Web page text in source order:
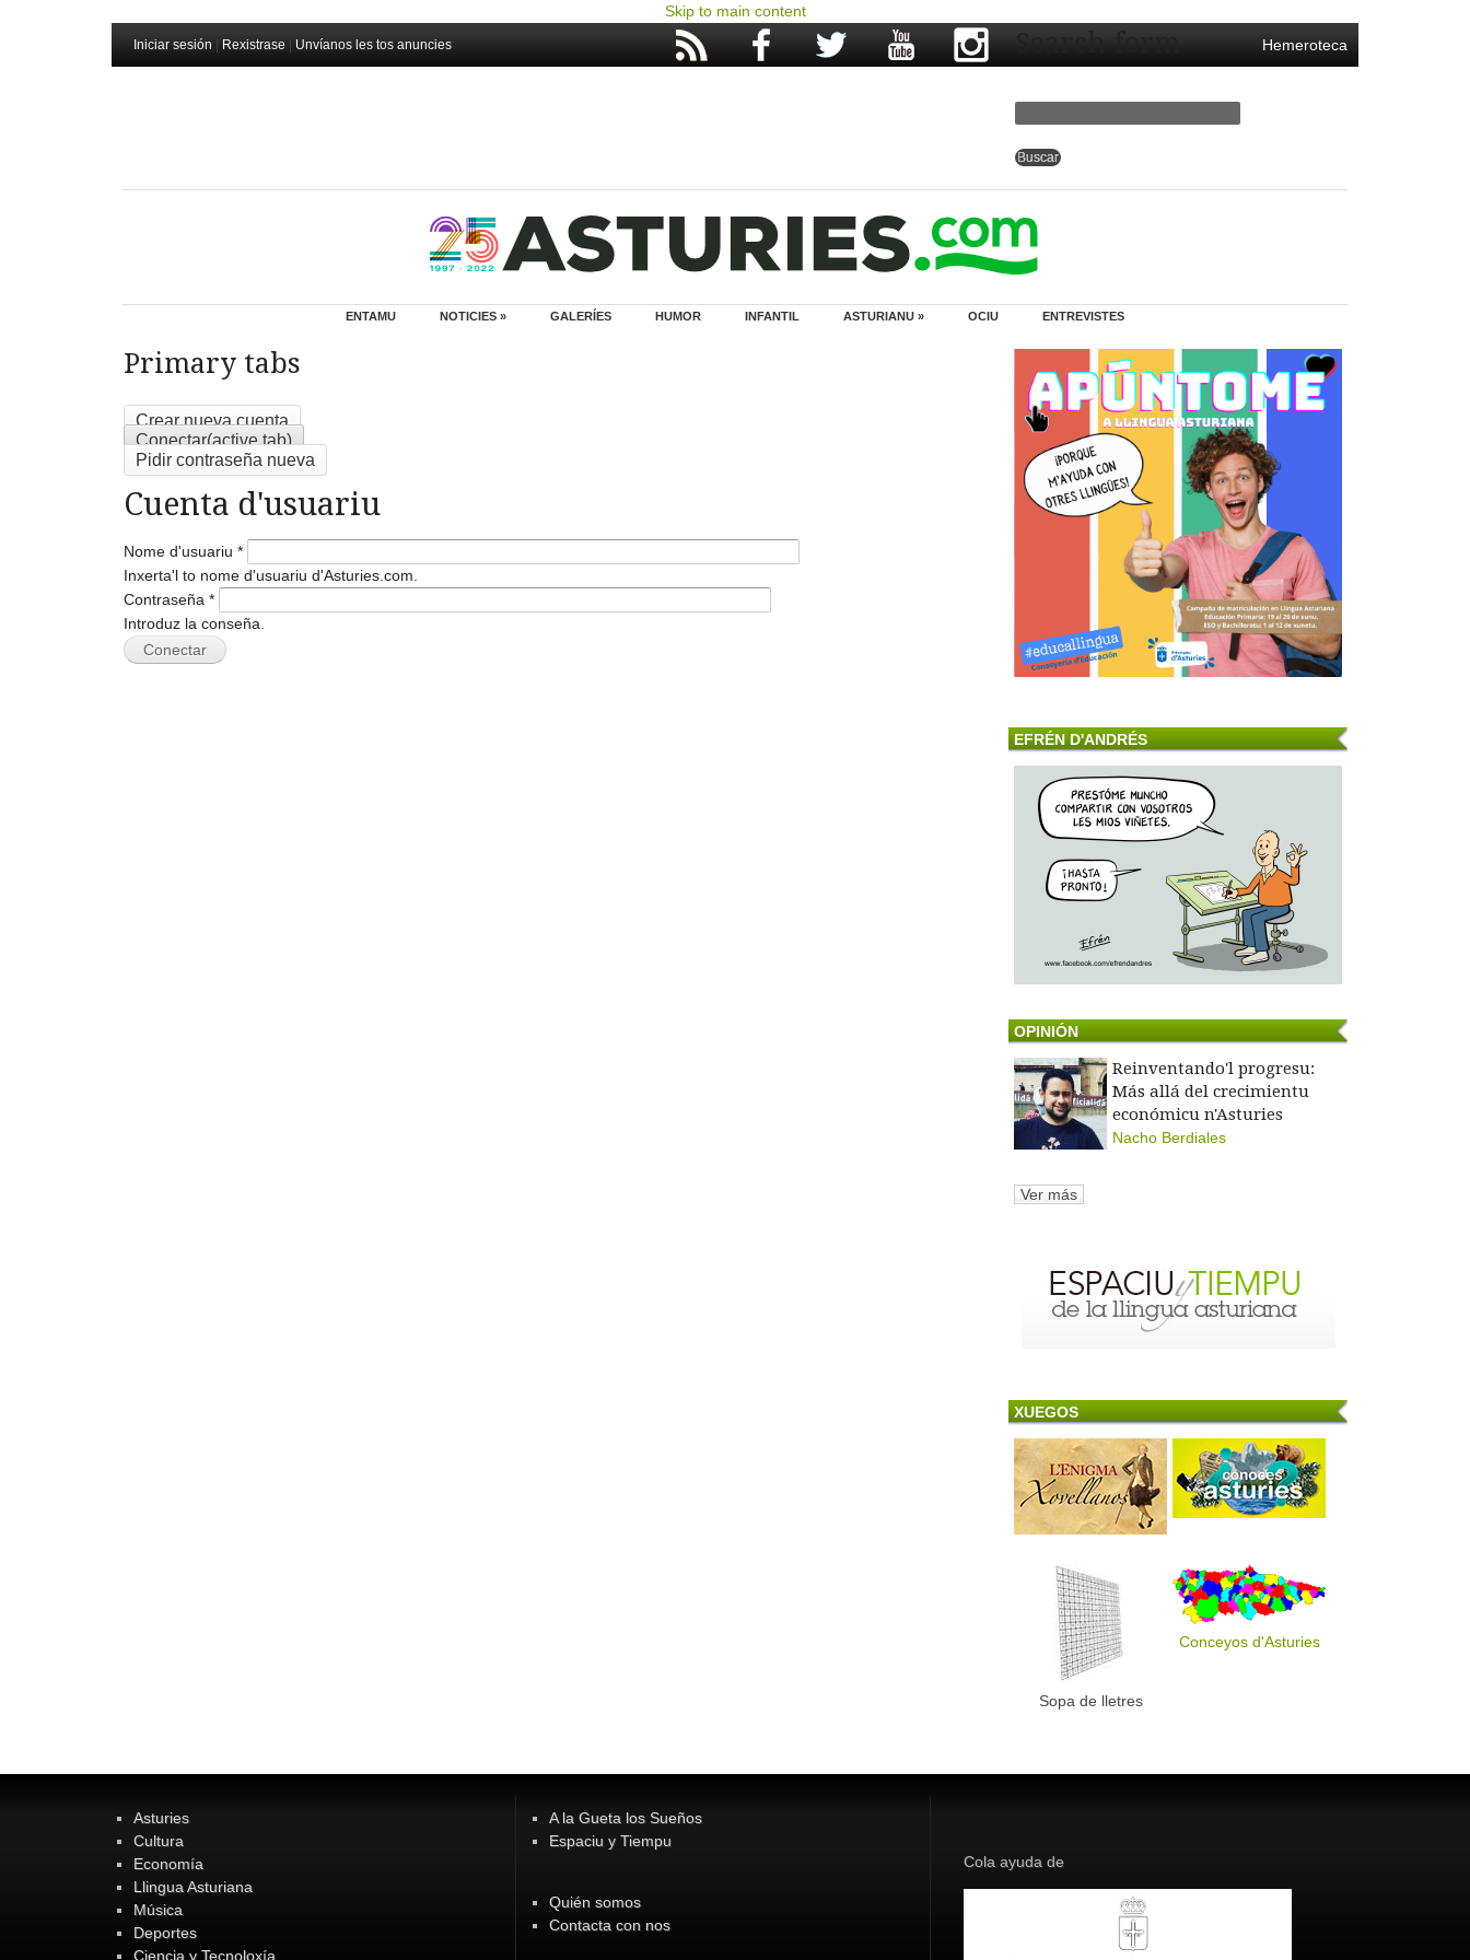
Skip to main content
Iniciar sesión Rexistrase Unvíanos les tos anuncies Hemeroteca
Search form
ENTAMU NOTICIES » GALERÍES HUMOR INFANTIL ASTURIANU » OCIU ENTREVISTES
Primary tabs
Crear nueva cuenta
Conectar(active tab)
Pidir contraseña nueva
Cuenta d'usuariu
Nome d'usuariu *
Inxerta'l to nome d'usuariu d'Asturies.com.
Contraseña *
Introduz la conseña.
EFRÉN D'ANDRÉS
OPINIÓN
Reinventando'l progresu:
Más allá del crecimientu
económicu n'Asturies
Nacho Berdiales
Ver más
XUEGOS
Sopa de lletres
Conceyos d'Asturies
Asturies
Cultura
Economía
Llingua Asturiana
Música
Deportes
Ciencia y Tecnoloxía
A la Gueta los Sueños
Espaciu y Tiempu
Quién somos
Contacta con nos
Cola ayuda de